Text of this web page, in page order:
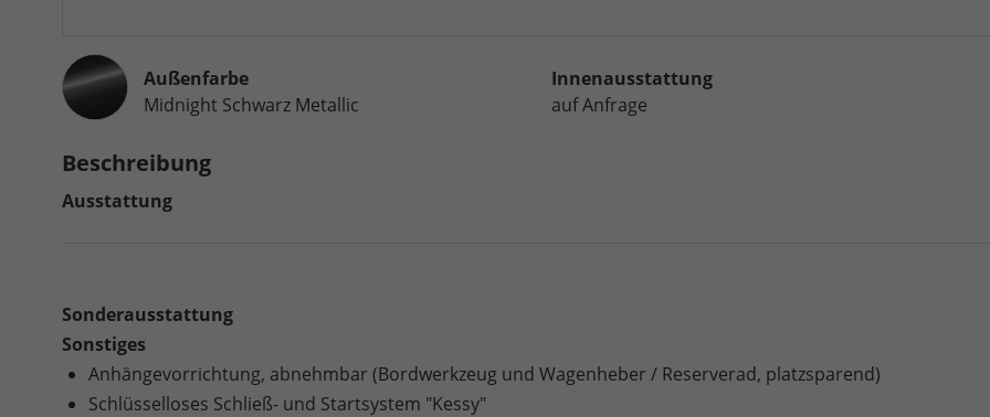
Außenfarbe
Midnight Schwarz Metallic
Innenausstattung
auf Anfrage
Beschreibung
Ausstattung
Sonderausstattung
Sonstiges
Anhängevorrichtung, abnehmbar (Bordwerkzeug und Wagenheber / Reserverad, platzsparend)
Schlüsselloses Schließ- und Startsystem "Kessy"